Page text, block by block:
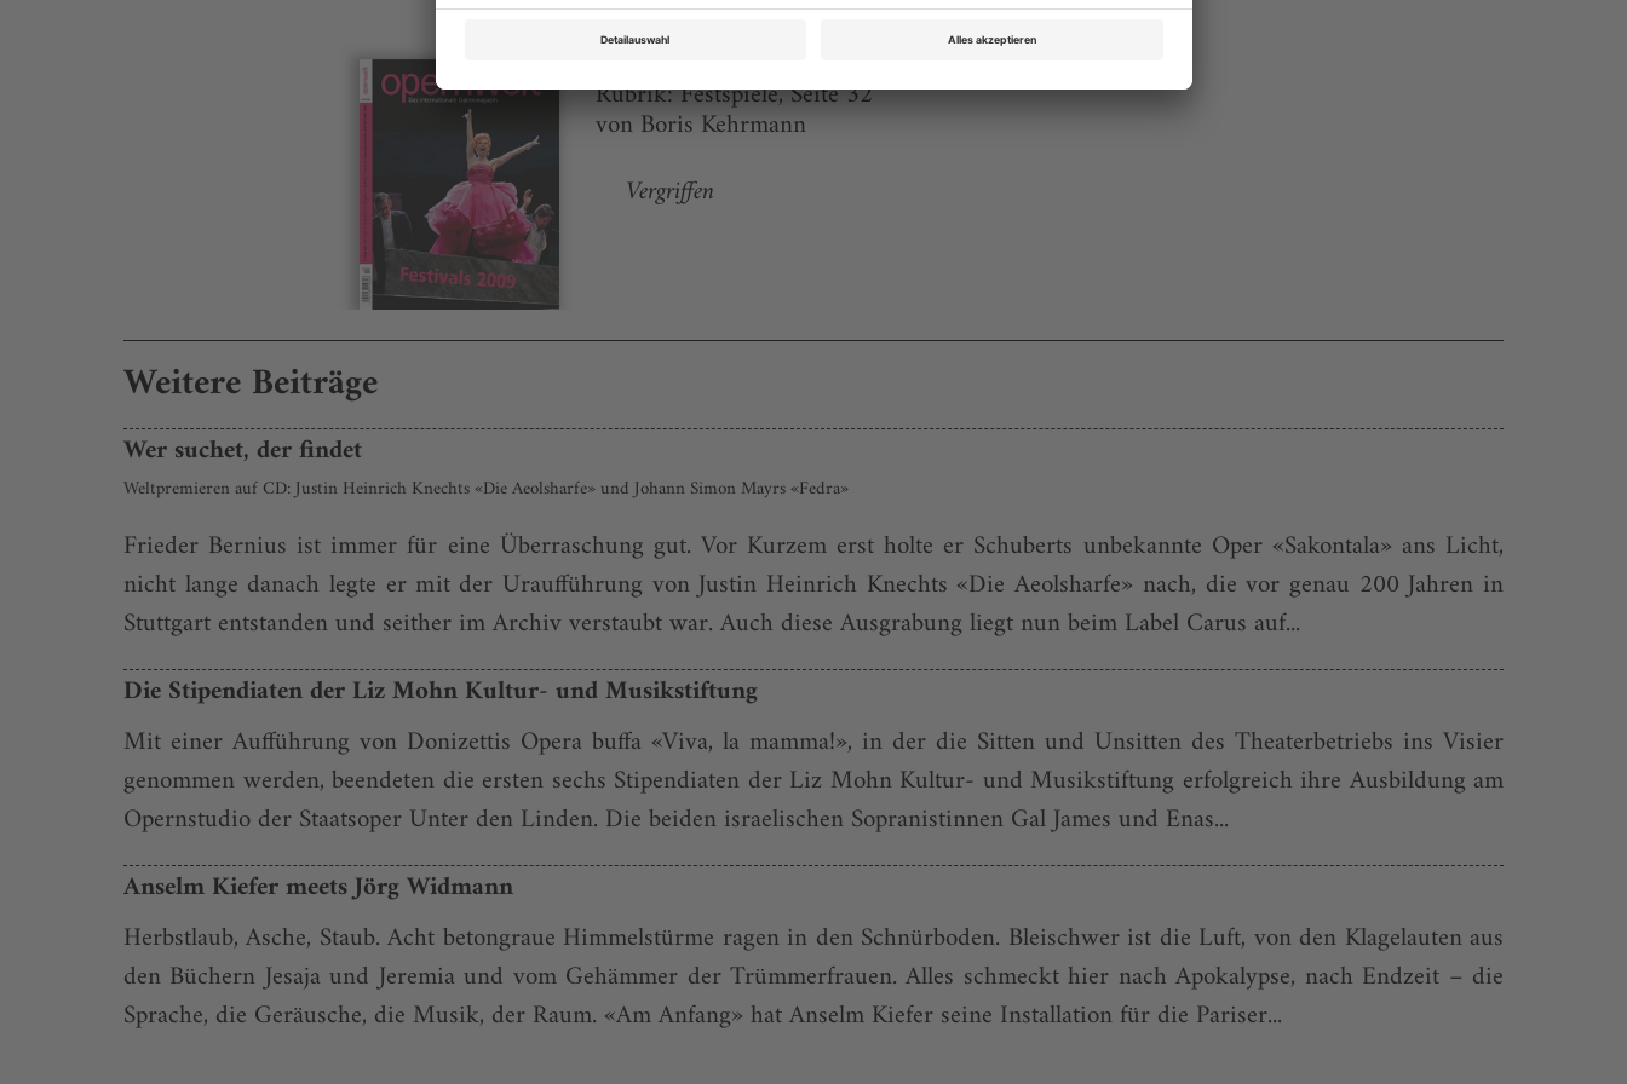
Rubrik: Festspiele, Seite 32
von Boris Kehrmann
Vergriffen
Weitere Beiträge
Wer suchet, der findet
Weltpremieren auf CD: Justin Heinrich Knechts «Die Aeolsharfe» und Johann Simon Mayrs «Fedra»
Frieder Bernius ist immer für eine Überraschung gut. Vor Kurzem erst holte er Schuberts unbekannte Oper «Sakontala» ans Licht,
nicht lange danach legte er mit der Uraufführung von Justin Heinrich Knechts «Die Aeolsharfe» nach, die vor genau 200 Jahren in
Stuttgart entstanden und seither im Archiv verstaubt war. Auch diese Ausgrabung liegt nun beim Label Carus auf...
Die Stipendiaten der Liz Mohn Kultur- und Musikstiftung
Mit einer Aufführung von Donizettis Opera buffa «Viva, la mamma!», in der die Sitten und Unsitten des Theaterbetriebs ins Visier
genommen werden, beendeten die ersten sechs Stipendiaten der Liz Mohn Kultur- und Musikstiftung erfolgreich ihre Ausbildung am
Opernstudio der Staatsoper Unter den Linden. Die beiden israelischen Sopranistinnen Gal James und Enas...
Anselm Kiefer meets Jörg Widmann
Herbstlaub, Asche, Staub. Acht betongraue Himmelstürme ragen in den Schnürboden. Bleischwer ist die Luft, von den Klagelauten aus
den Büchern Jesaja und Jeremia und vom Gehämmer der Trümmerfrauen. Alles schmeckt hier nach Apokalypse, nach Endzeit – die
Sprache, die Geräusche, die Musik, der Raum. «Am Anfang» hat Anselm Kiefer seine Installation für die Pariser...